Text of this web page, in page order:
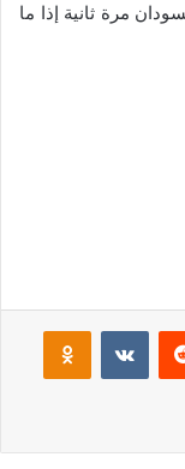
مرة ثانية إذا ما